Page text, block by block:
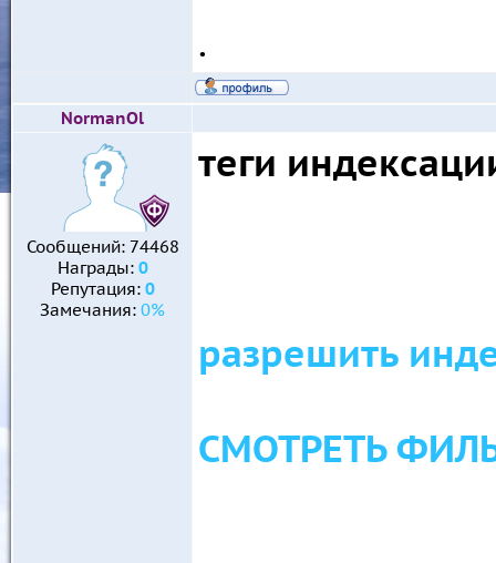
.
NormanOl
Сообщений: 74468
Награды: 0
Репутация: 0
Замечания: 0%
теги
разрешить
СМОТРЕТЬ